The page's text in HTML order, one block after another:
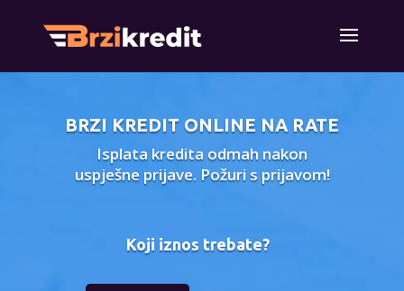
BRZI KREDIT ONLINE NA RATE
Isplata kredita odmah nakon
uspješne prijave. Požuri s prijavom!
Koji iznos trebate?